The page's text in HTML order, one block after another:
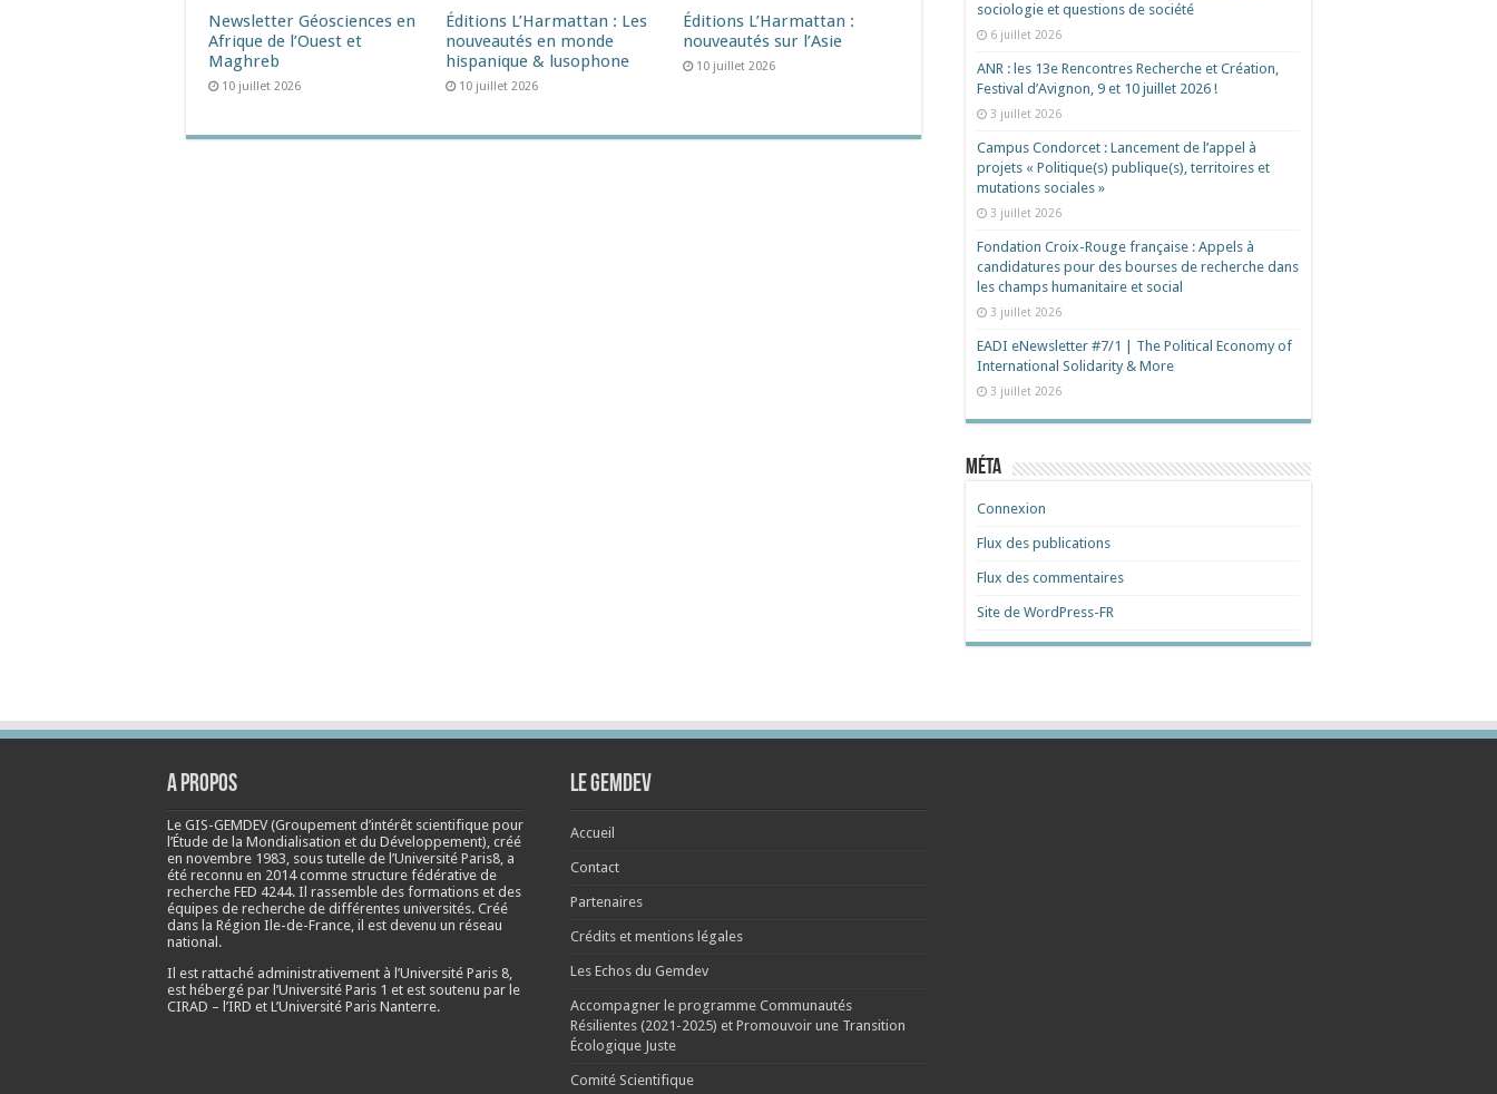
Newsletter Géosciences en
Afrique de l’Ouest et
Maghreb
10 juillet 2026
Éditions L’Harmattan : Les
nouveautés en monde
hispanique & lusophone
10 juillet 2026
Éditions L’Harmattan :
nouveautés sur l’Asie
10 juillet 2026
sociologie et questions de société
6 juillet 2026
ANR : les 13e Rencontres Recherche et Création,
Festival d’Avignon, 9 et 10 juillet 2026 !
3 juillet 2026
Campus Condorcet : Lancement de l’appel à
projets « Politique(s) publique(s), territoires et
mutations sociales »
3 juillet 2026
Fondation Croix-Rouge française : Appels à
candidatures pour des bourses de recherche dans
les champs humanitaire et social
3 juillet 2026
EADI eNewsletter #7/1 | The Political Economy of
International Solidarity & More
3 juillet 2026
Méta
Connexion
Flux des publications
Flux des commentaires
Site de WordPress-FR
A propos
Le GIS-GEMDEV (Groupement d’intérêt scientifique pour
l’Étude de la Mondialisation et du Développement), créé
en novembre 1983, sous tutelle de l’Université Paris8, a
été reconnu en 2014 comme structure fédérative de
recherche FED 4244. Il rassemble des formations et des
équipes de recherche de différentes universités. Créé
dans la Région Ile-de-France, il est devenu un réseau
national.
Il est rattaché administrativement à l’Université Paris 8,
est hébergé par l’Université Paris 1 et est soutenu par le
CIRAD – l’IRD et L’Université Paris Nanterre.
Le Gemdev
Accueil
Contact
Partenaires
Crédits et mentions légales
Les Echos du Gemdev
Accompagner le programme Communautés
Résilientes (2021-2025) et Promouvoir une Transition
Écologique Juste
Comité Scientifique